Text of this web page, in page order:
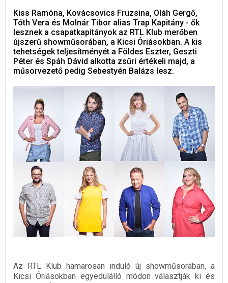
Kiss Ramóna, Kovácsovics Fruzsina, Oláh Gergő,
Tóth Vera és Molnár Tibor alias Trap Kapitány - ők
lesznek a csapatkapitányok az RTL Klub merőben
újszerű showműsorában, a Kicsi Óriásokban. A kis
tehetségek teljesítményét a Földes Eszter, Geszti
Péter és Spáh Dávid alkotta zsűri értékeli majd, a
műsorvezető pedig Sebestyén Balázs lesz.
Az RTL Klub hamarosan induló új showműsorában, a
Kicsi Óriásokban egyedülálló módon választják ki és